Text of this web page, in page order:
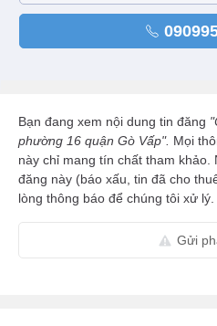
Bạn đang xem nội dung tin đăng
phường 16 quận Gò Vấp". Mọi
này chỉ mang tín chất tham khảo.
đăng này (báo xấu, tin đã cho
lòng thông báo để chúng tôi xử lý.
Gửi